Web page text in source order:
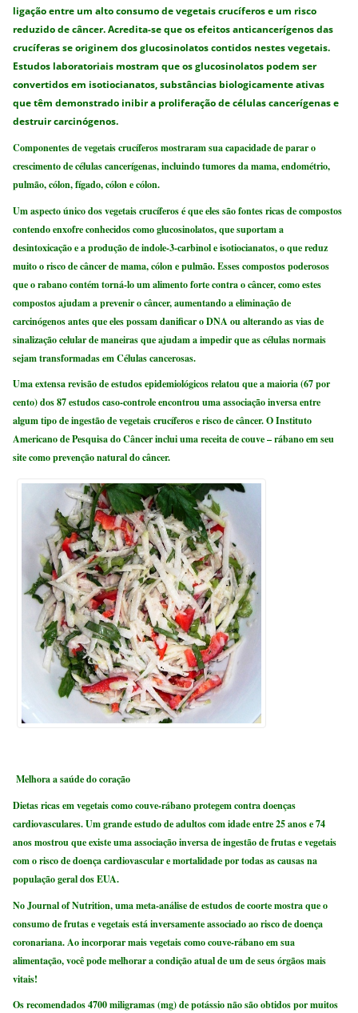
ligação entre um alto consumo de vegetais crucíferos e um risco
reduzido de câncer. Acredita-se que os efeitos anticancerígenos das
crucíferas se originem dos glucosinolatos contidos nestes vegetais.
Estudos laboratoriais mostram que os glucosinolatos podem ser
convertidos em isotiocianatos, substâncias biologicamente ativas
que têm demonstrado inibir a proliferação de células cancerígenas e
destruir carcinógenos.
Componentes de vegetais crucíferos mostraram sua capacidade de parar o
crescimento de células cancerígenas, incluindo tumores da mama, endométrio,
pulmão, cólon, fígado, cólon e cólon.
Um aspecto único dos vegetais crucíferos é que eles são fontes ricas de compostos
contendo enxofre conhecidos como glucosinolatos, que suportam a
desintoxicação e a produção de indole-3-carbinol e isotiocianatos, o que reduz
muito o risco de câncer de mama, cólon e pulmão. Esses compostos poderosos
que o rabano contém torná-lo um alimento forte contra o câncer, como estes
compostos ajudam a prevenir o câncer, aumentando a eliminação de
carcinógenos antes que eles possam danificar o DNA ou alterando as vias de
sinalização celular de maneiras que ajudam a impedir que as células normais
sejam transformadas em Células cancerosas.
Uma extensa revisão de estudos epidemiológicos relatou que a maioria (67 por
cento) dos 87 estudos caso-controle encontrou uma associação inversa entre
algum tipo de ingestão de vegetais crucíferos e risco de câncer. O Instituto
Americano de Pesquisa do Câncer inclui uma receita de couve – rábano em seu
site como prevenção natural do câncer.
Melhora a saúde do coração
Dietas ricas em vegetais como couve-rábano protegem contra doenças
cardiovasculares. Um grande estudo de adultos com idade entre 25 anos e 74
anos mostrou que existe uma associação inversa de ingestão de frutas e vegetais
com o risco de doença cardiovascular e mortalidade por todas as causas na
população geral dos EUA.
No Journal of Nutrition, uma meta-análise de estudos de coorte mostra que o
consumo de frutas e vegetais está inversamente associado ao risco de doença
coronariana. Ao incorporar mais vegetais como couve-rábano em sua
alimentação, você pode melhorar a condição atual de um de seus órgãos mais
vitais!
Os recomendados 4700 miligramas (mg) de potássio não são obtidos por muitos